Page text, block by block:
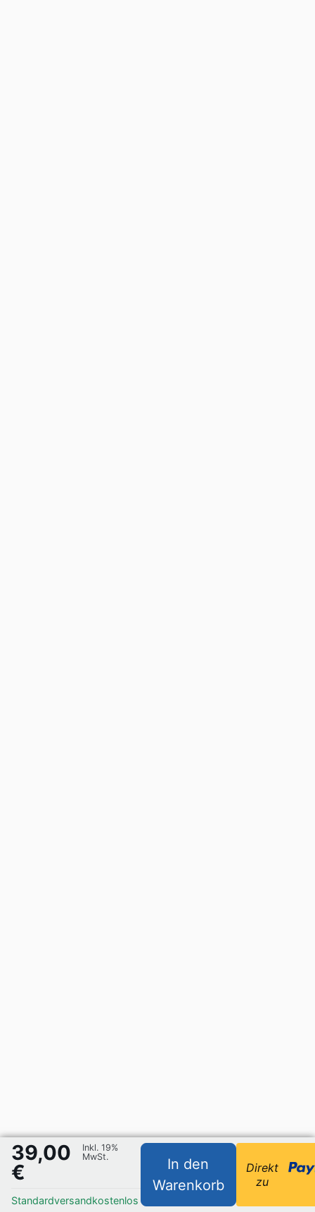
39,00
€
Inkl. 19%
MwSt.
Standardversandkostenlos
In den
Warenkorb
Direkt
zu